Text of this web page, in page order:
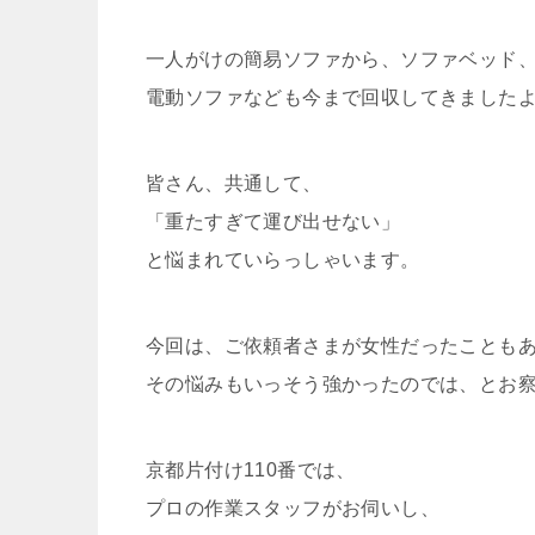
一人がけの簡易ソファから、ソファベッド、
電動ソファなども今まで回収してきました
皆さん、共通して、
「重たすぎて運び出せない」
と悩まれていらっしゃいます。
今回は、ご依頼者さまが女性だったこともあ
その悩みもいっそう強かったのでは、とお
京都片付け110番では、
プロの作業スタッフがお伺いし、